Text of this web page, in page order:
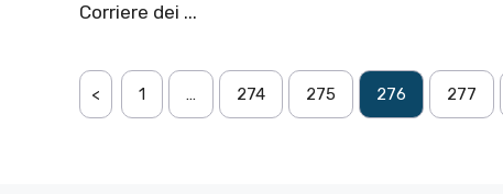
Corriere dei ...
< 1 … 274 275 276 277